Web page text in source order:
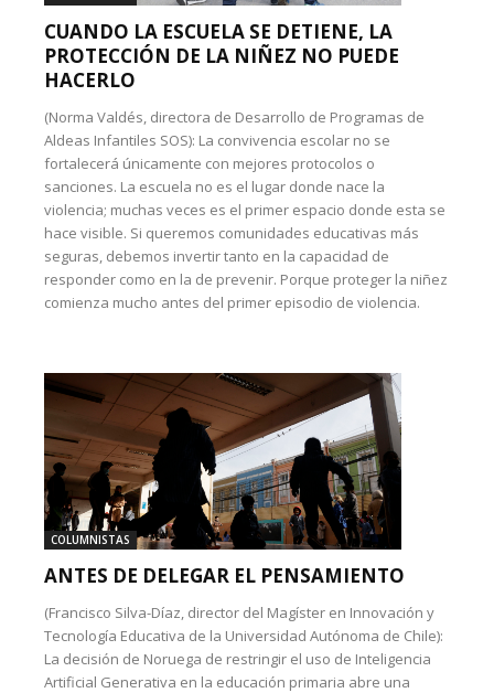
CUANDO LA ESCUELA SE DETIENE, LA
PROTECCIÓN DE LA NIÑEZ NO PUEDE
HACERLO
(Norma Valdés, directora de Desarrollo de Programas de
Aldeas Infantiles SOS): La convivencia escolar no se
fortalecerá únicamente con mejores protocolos o
sanciones. La escuela no es el lugar donde nace la
violencia; muchas veces es el primer espacio donde esta se
hace visible. Si queremos comunidades educativas más
seguras, debemos invertir tanto en la capacidad de
responder como en la de prevenir. Porque proteger la niñez
comienza mucho antes del primer episodio de violencia.
COLUMNISTAS
ANTES DE DELEGAR EL PENSAMIENTO
(Francisco Silva-Díaz, director del Magíster en Innovación y
Tecnología Educativa de la Universidad Autónoma de Chile):
La decisión de Noruega de restringir el uso de Inteligencia
Artificial Generativa en la educación primaria abre una